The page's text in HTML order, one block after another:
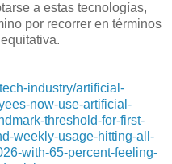
a estas tecnologías,
por recorrer en términos
industry/artificial-
now-use-artificial-
threshold-for-first-
weekly-usage-hitting-all-
with-65-percent-feeling-